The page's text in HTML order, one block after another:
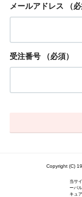
メールアドレス （
受注番号 （必須）
Copyright (C)
当サ
ーバ
キュ